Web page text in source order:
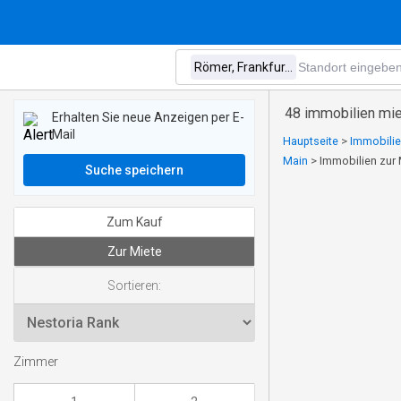
48 immobilien
Hauptseite >
Main > Immobilien zur
Erhalten Sie neue Anzeigen per E-
Mail
Suche speichern
Zum Kauf
Zur Miete
Sortieren:
Zimmer